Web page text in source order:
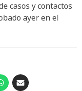
casos y contactos
ayer en el